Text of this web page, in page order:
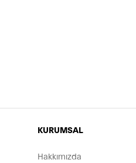
KURUMSAL
Hakkımızda